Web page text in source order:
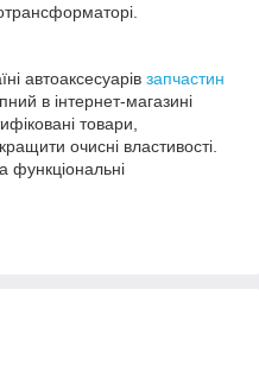
автоаксесуарів запчастин
в інтернет-магазині
товари,
очисні властивості.
функціональні